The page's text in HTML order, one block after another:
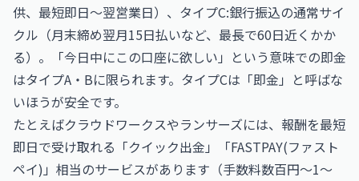
供、最短即日〜翌営業日）、タイプC:銀行振込の通常サイ
クル（月末締め翌月15日払いなど、最長で60日近くかか
る）。「今日中にこの口座に欲しい」という意味での即金
はタイプA・Bに限られます。タイプCは「即金」と呼ばな
いほうが安全です。
たとえばクラウドワークスやランサーズには、報酬を最短
即日で受け取れる「クイック出金」「FASTPAY(ファスト
ペイ)」相当のサービスがあります（手数料数百円〜1〜